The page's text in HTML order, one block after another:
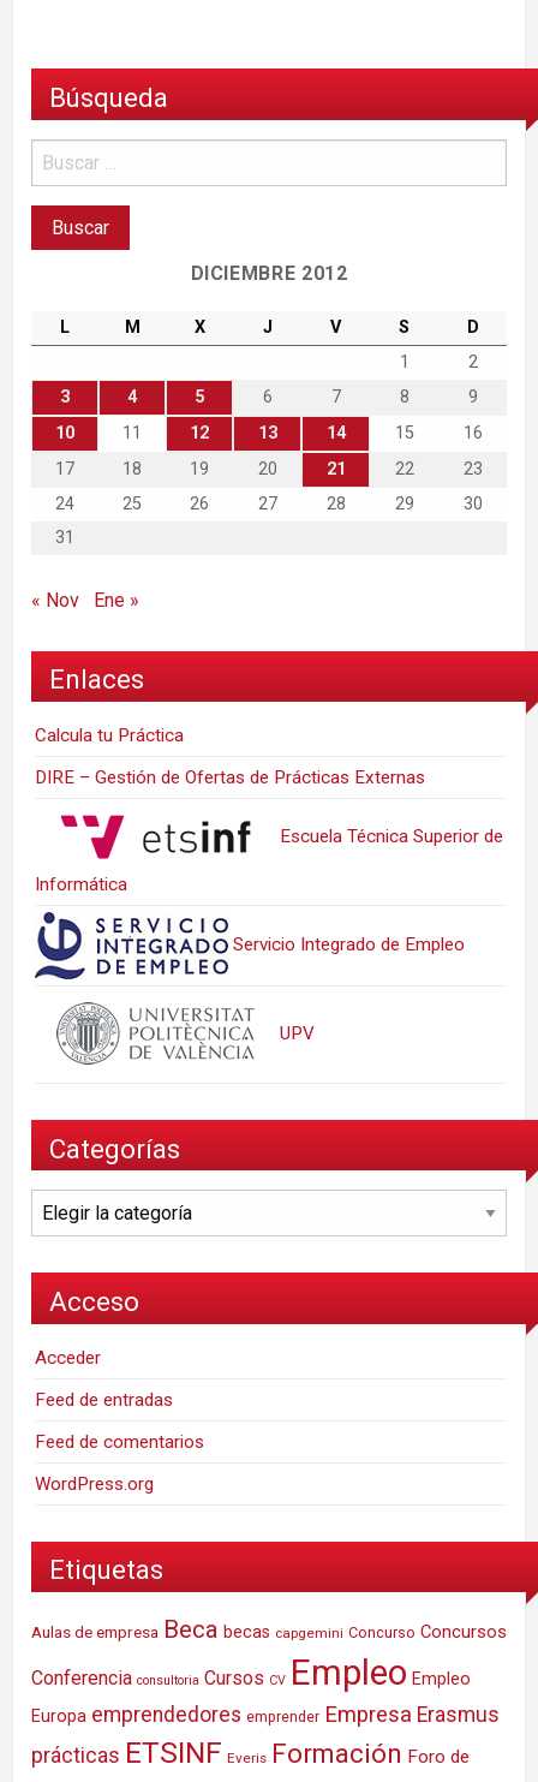
Búsqueda
DICIEMBRE 2012
L M X J V S
D
1
2
3
4 5 6 7 8
9
10
11 12 13 14 15
16
17
18 19 20 21 22
23
24
25 26 27 28 29
30
31
« Nov Ene »
Enlaces
Calcula tu Práctica
DIRE – Gestión de Ofertas de Prácticas Externas
Escuela Técnica Superior de
Informática
Servicio Integrado de Empleo
UPV
Categorías
Categorías
Acceso
Acceder
Feed de entradas
Feed de comentarios
WordPress.org
Etiquetas
Aulas de empresa Beca becas capgemini Concurso Concursos
Conferencia consultoria Cursos CV Empleo Empleo
Europa emprendedores emprender Empresa Erasmus
prácticas ETSINF Everis Formación Foro de